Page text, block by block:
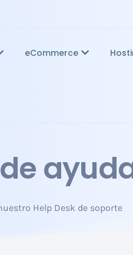
eCommerce
Help Desk de soporte